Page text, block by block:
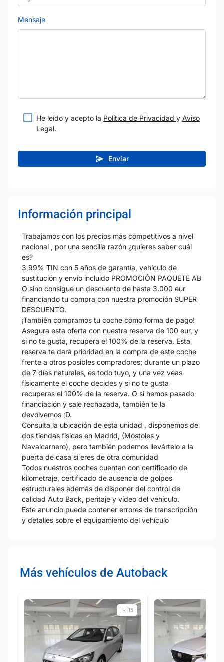
Mensaje
He leído y acepto la Política de Privacidad y Aviso
Legal.
Enviar
Información principal
Trabajamos con los precios más competitivos a nivel
nacional , por una sencilla razón ¿quieres saber cuál
es?
3,99% TIN con 5 años de garantía, vehículo de
sustitución y envío incluido PROMOCIÓN PAQUETE AB
O sino consigue un descuento de hasta 3.000 eur
financiando tu compra con nuestra promoción SUPER
DESCUENTO.
¡También compramos tu coche como forma de pago!
Asegura esta oferta con nuestra reserva de 100 eur, y
si no te gusta, recupera el 100% de la reserva. Esta
reserva te dará prioridad en la compra de este coche
frente a otros posibles compradores; durante un plazo
de 7 días naturales, es todo tuyo, y una vez veas
físicamente el coche decides y si no te gusta
recuperas el 100% de la reserva. O si hemos pasado
financiación y sale rechazada, también te la
devolvemos ;D.
Consulta la ubicación de esta unidad , disponemos de
dos tiendas físicas en Madrid, (Móstoles y
Navalcarnero), pero también podemos llevártelo a la
puerta de casa si eres de otra comunidad
Todos nuestros coches cuentan con certificado de
kilometraje, certificado de ausencia de golpes
estructurales además de disponer del control de
calidad Auto Back, peritaje y vídeo del vehículo.
Este anuncio puede contener errores de transcripción
y detalles sobre el equipamiento del vehículo
Más vehículos de Autoback
15